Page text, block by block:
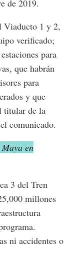
de 2019.
Viaducto 1 y 2,
verificado;
para
que habrán
para
y que
titular de la
comunicado.
en
3 del Tren
millones
ni accidentes o